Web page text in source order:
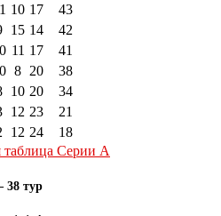
10 17
43
15 14
42
11 17
41
8 20
38
10 20
34
12 23
21
12 24
18
таблица Серии А
тур